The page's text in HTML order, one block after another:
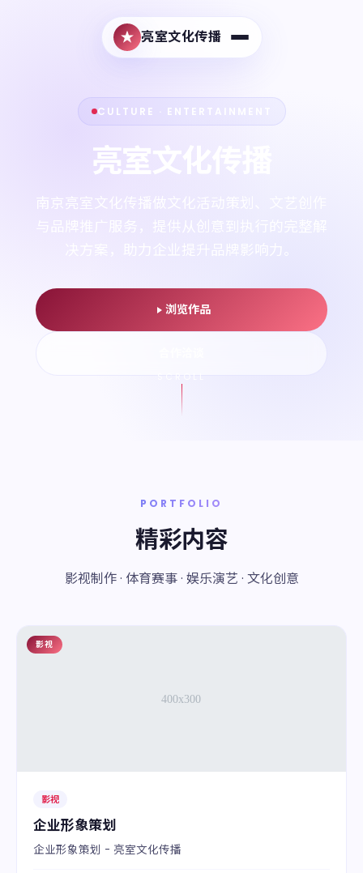
亮室文化传播
CULTURE · ENTERTAINMENT
亮室文化传播
南京亮室文化传播做文化活动策划、文艺创作
与品牌推广服务，提供从创意到执行的完整解
浏览作品
SCROLL
PORTFOLIO
精彩内容
影视制作 · 体育赛事 · 娱乐演艺 · 文化创意
影视
影视
企业形象策划
企业形象策划 - 亮室文化传播